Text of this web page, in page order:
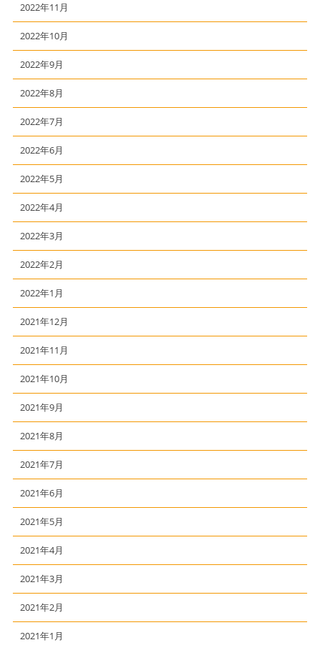
2022年11月
2022年10月
2022年9月
2022年8月
2022年7月
2022年6月
2022年5月
2022年4月
2022年3月
2022年2月
2022年1月
2021年12月
2021年11月
2021年10月
2021年9月
2021年8月
2021年7月
2021年6月
2021年5月
2021年4月
2021年3月
2021年2月
2021年1月